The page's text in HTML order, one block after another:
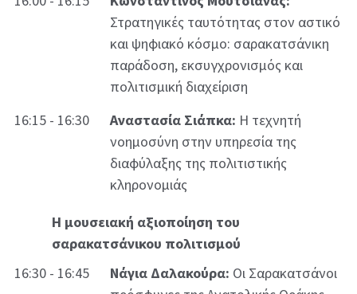
Στρατηγικές ταυτότητας στον αστικό
και ψηφιακό κόσμο: σαρακατσάνικη
παράδοση, εκσυγχρονισμός και
πολιτισμική διαχείριση
16:15 - 16:30
Αναστασία Σιάπκα: Η τεχνητή
νοημοσύνη στην υπηρεσία της
διαφύλαξης της πολιτιστικής
κληρονομιάς
Η μουσειακή αξιοποίηση του
σαρακατσάνικου πολιτισμού
16:30 - 16:45
Νάγια Δαλακούρα: Οι Σαρακατσάνοι